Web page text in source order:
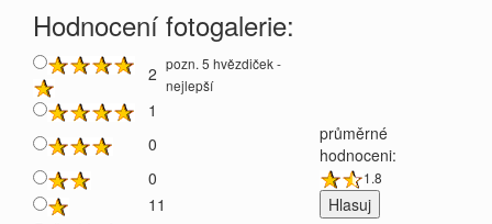
Hodnocení fotogalerie:
2 pozn. 5 hvězdiček -
nejlepší
1
0
průměrné
hodnoceni:
0
1.8
11